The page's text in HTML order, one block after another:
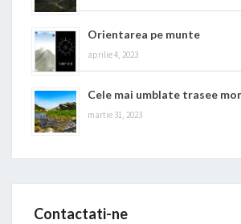
Orientarea pe munte
aprilie 4, 2023
Cele mai umblate trasee
martie 31, 2023
Contactati-ne